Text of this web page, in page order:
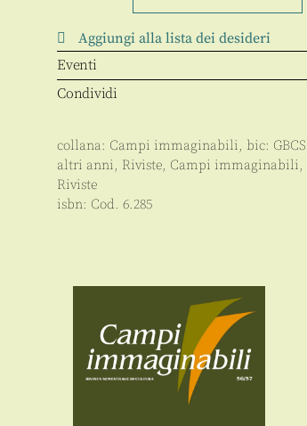
15/1995
quantità
Aggiungi alla lista dei desideri
Eventi
Condividi
collana: Campi immaginabili, bic: GBCS
altri anni, Riviste, Campi immaginabili,
Riviste
isbn: Cod. 6.285